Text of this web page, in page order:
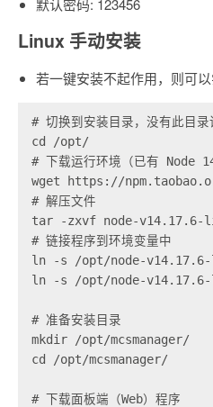
Linux 手动安装
若一键安装不起作用，则可以
# 切换到安装目录，没有此
cd /opt/
# 下载运行环境（已有 Node
wget https://
# 解压文件
tar -zxvf node-v14.17.6-
# 链接程序到环境变量中
ln -s /opt/node-
ln -s /opt/node-
# 准备安装目录
mkdir /opt/mcsmanager/
cd /opt/mcsmanager/
# 下载面板端（Web）程序